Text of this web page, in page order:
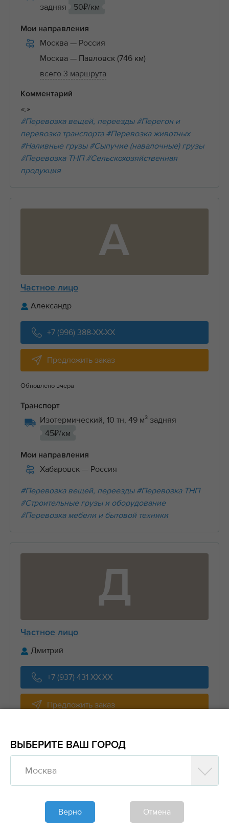
задняя
50₽/км
Мои направления
Москва — Россия
Москва — Павловск (746 км)
всего 3 маршрута
Комментарий
«.»
#Перевозка вещей, переезды #Перегон и
перевозка транспорта #Перевозка животных
#Наливные грузы #Сыпучие (навалочные) грузы
#Перевозка ТНП #Сельскохозяйственная
продукция
А
Частное лицо
Александр
+7 (996) 388-XX-XX
Предложить заказ
Обновлено вчера
Транспорт
Изотермический, 10 тн, 49 м³ задняя
45₽/км
Мои направления
Хабаровск — Россия
#Перевозка вещей, переезды #Перевозка ТНП
#Строительные грузы и оборудование
#Перевозка мебели и бытовой техники
Д
Частное лицо
Дмитрий
+7 (937) 431-XX-XX
Предложить заказ
Транспорт
Контейнеровоз, 16 тн, 93 м³
Москва— Россия
Москва — Владивосток (9142 км)
ВЫБЕРИТЕ ВАШ ГОРОД
Москва
Верно Отмена